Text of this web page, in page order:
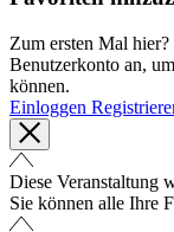
Zum ersten Mal
Benutzerkonto an,
können.
Einloggen
Diese Veranstaltung
Sie können alle Ihre